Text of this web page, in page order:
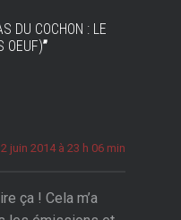
DU COCHON : LE
OEUF)”
2 juin 2014 à 23 h 06 min
ça ! Cela m’a